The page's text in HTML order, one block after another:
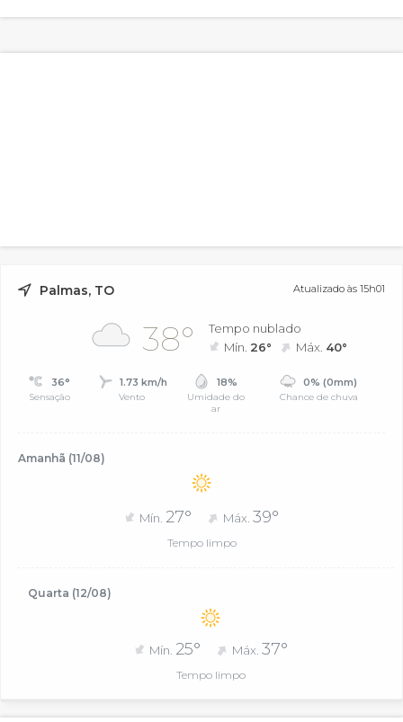
Palmas, TO Atualizado às 15h01
38°
Tempo nublado
Mín. 26° Máx. 40°
36°
Sensação
1.73 km/h
Vento
18%
Umidade do
ar
0% (0mm)
Chance de chuva
Amanhã (11/08)
Mín. 27° Máx. 39°
Tempo limpo
Quarta (12/08)
Mín. 25° Máx. 37°
Tempo limpo